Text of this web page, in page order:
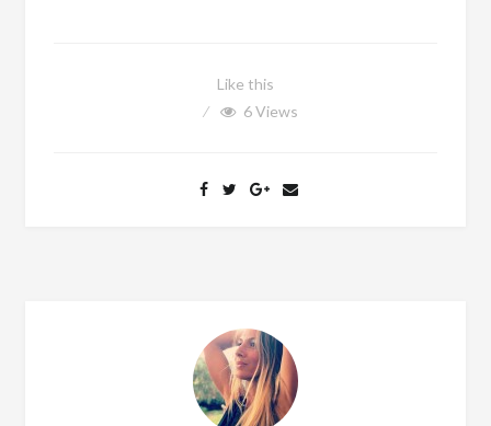
Like this
6Views